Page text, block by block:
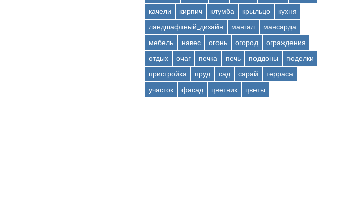
качели
кирпич клумба крыльцо
кухня
ландшафтный_дизайн
мангал
мансарда
мебель
навес огонь огород
ограждения
отдых
очаг печка печь поддоны
поделки
пристройка
пруд сад сарай
терраса
участок
фасад цветник цветы